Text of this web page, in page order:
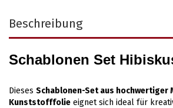
Beschreibung
Schablonen Set
Dieses Schablonen-Set aus hochwertiger
Kunststofffolie eignet sich ideal für